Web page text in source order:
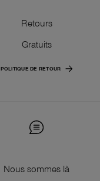
Retours
Gratuits
POLITIQUE DE RETOUR
Nous sommes là